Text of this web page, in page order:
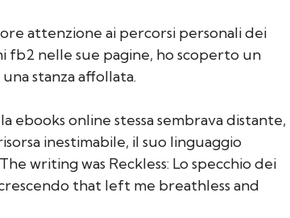
attenzione ai percorsi personali dei
fb2 nelle sue pagine, ho scoperto un
stanza affollata.
ebooks online stessa sembrava distante,
inestimabile, il suo linguaggio
writing was Reckless: Lo specchio dei
that left me breathless and